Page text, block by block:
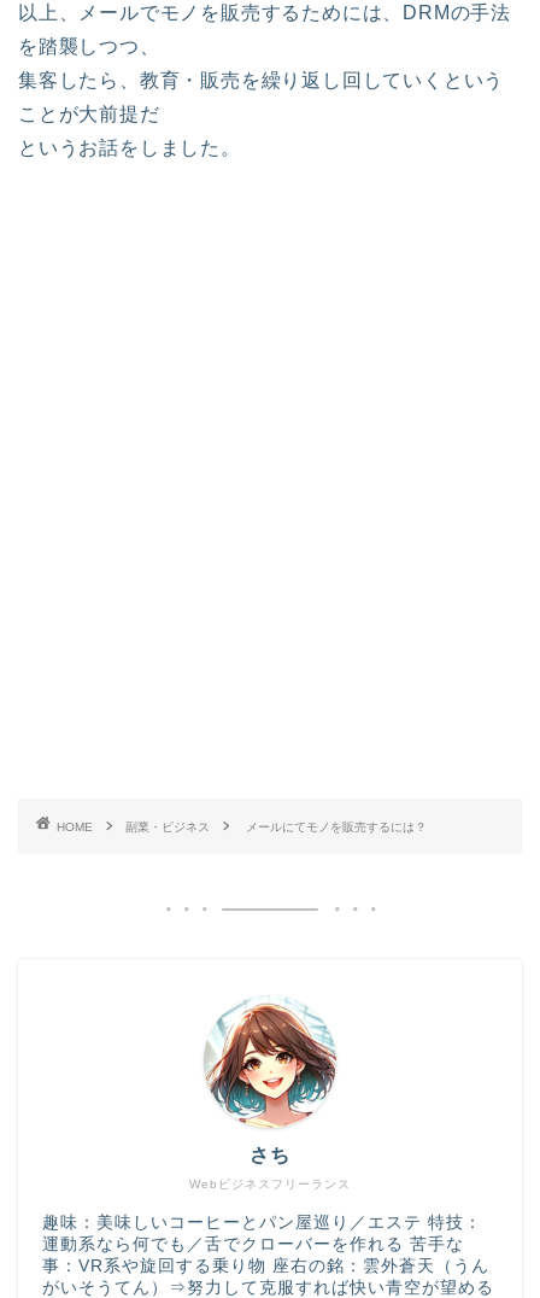
以上、メールでモノを販売するためには、DRMの手法
を踏襲しつつ、
集客したら、教育・販売を繰り返し回していくという
ことが大前提だ
というお話をしました。
HOME 副業・ビジネス メールにてモノを販売するには？
Webビジネスフリーランス
さち
趣味：美味しいコーヒーとパン屋巡り／エステ 特技：
運動系なら何でも／舌でクローバーを作れる 苦手な
事：VR系や旋回する乗り物 座右の銘：雲外蒼天（うん
がいそうてん）⇒努力して克服すれば快い青空が望める